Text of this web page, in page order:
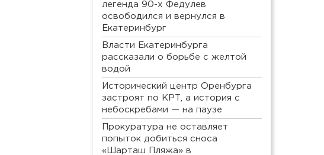
легенда 90-х Федулев
освободился и вернулся в
Екатеринбург
Власти Екатеринбурга
рассказали о борьбе с желтой
водой
Исторический центр Оренбурга
застроят по КРТ, а история с
небоскребами — на паузе
Прокуратура не оставляет
попыток добиться сноса
«Шарташ Пляжа» в